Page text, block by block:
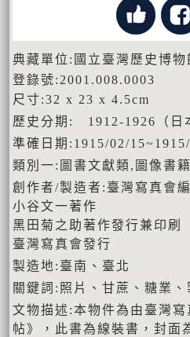
典藏單位:國立臺灣歷史博物
登錄號:2001.008.0003
尺寸:32 x 23 x 4.5cm
歷史分期: 1912-1926（日
準確日期:1915/02/
類別一:圖書文獻類,圖像書
創作者/製造者:臺灣寫真會
小谷文一著作
黑田菊之助著作發行兼印刷
臺灣寫真會發行
製造地:臺南、臺北
關鍵詞:照片、甘蔗、糖業、
文物描述:本物件為由臺灣
帖》，此書為線裝書，封面